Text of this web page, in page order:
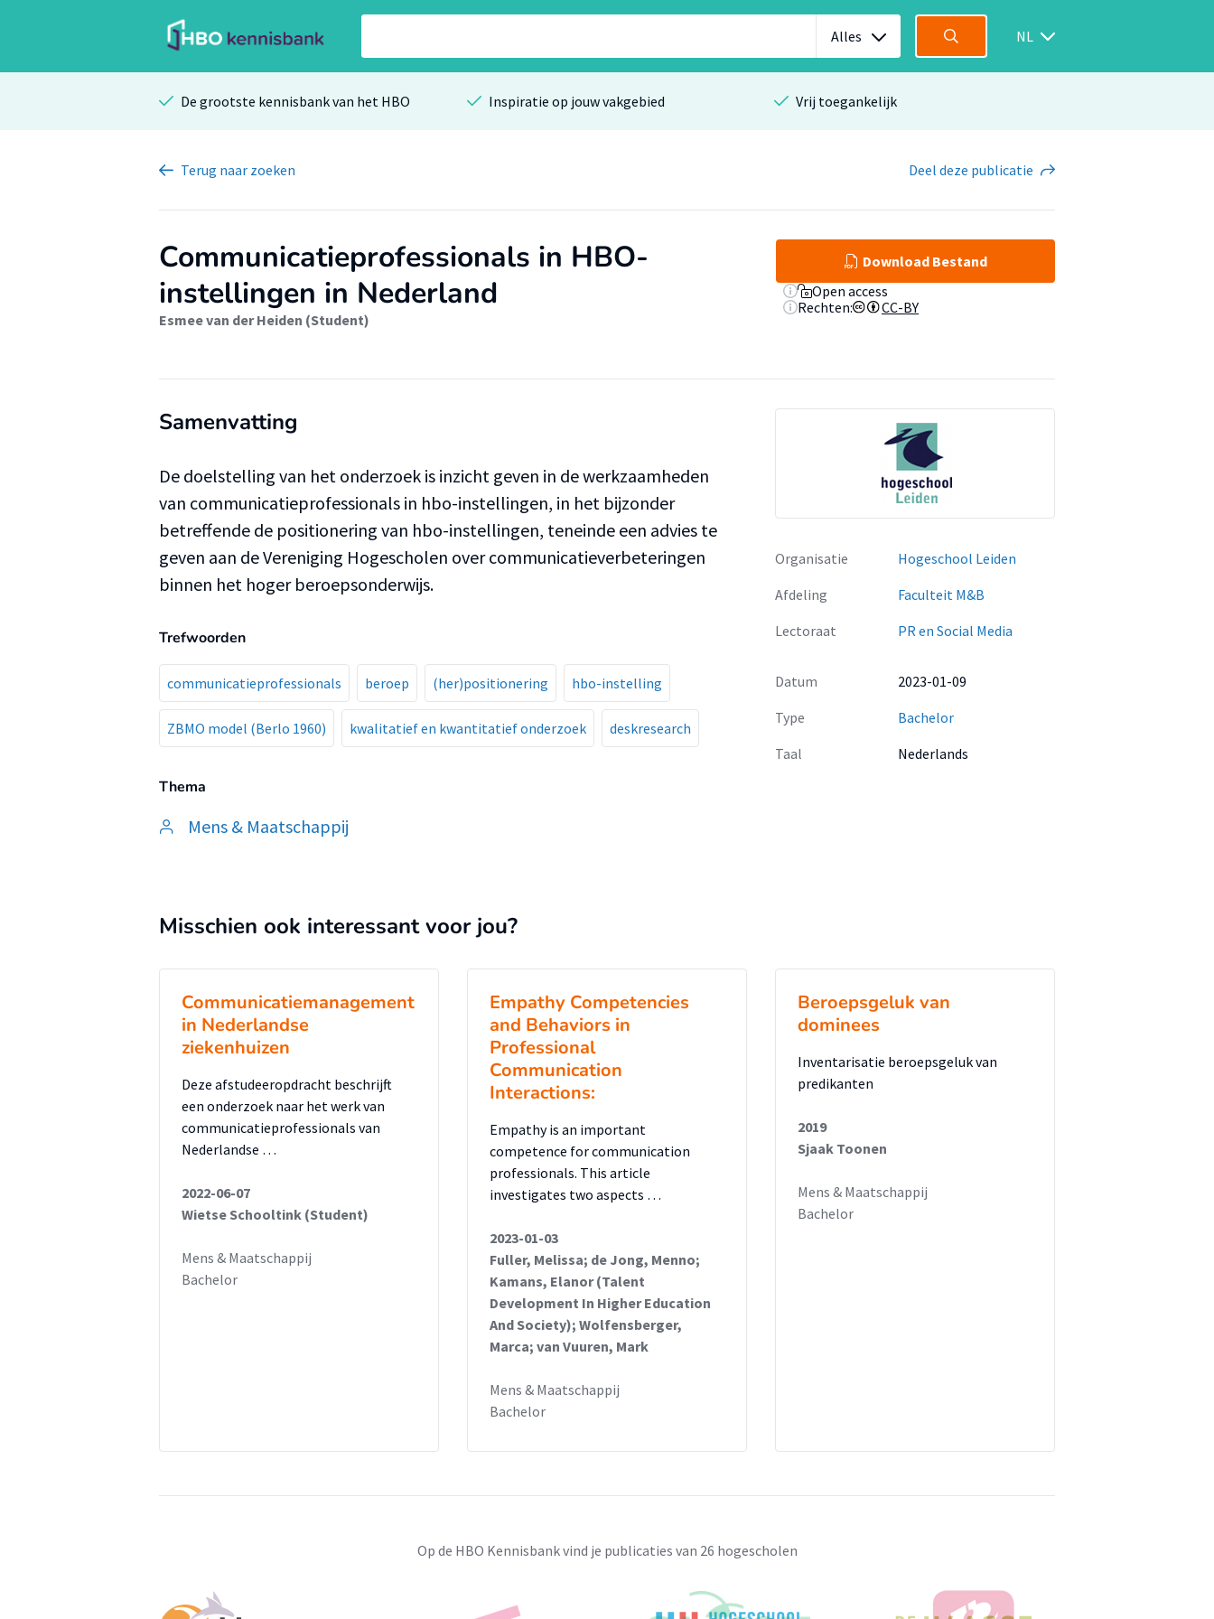
Alles NL
De grootste kennisbank van het HBO Inspiratie op jouw vakgebied Vrij toegankelijk
Terug naar zoeken Deel deze publicatie
Communicatieprofessionals in HBO-
instellingen in Nederland
Esmee van der Heiden (Student)
Download Bestand
Open access
Rechten:
CC-BY
Samenvatting
De doelstelling van het onderzoek is inzicht geven in de werkzaamheden
van communicatieprofessionals in hbo-instellingen, in het bijzonder
betreffende de positionering van hbo-instellingen, teneinde een advies te
geven aan de Vereniging Hogescholen over communicatieverbeteringen
binnen het hoger beroepsonderwijs.
Trefwoorden
communicatieprofessionals beroep (her)positionering hbo-instelling
ZBMO model (Berlo 1960) kwalitatief en kwantitatief onderzoek deskresearch
Thema
Mens & Maatschappij
Organisatie
Hogeschool Leiden
Afdeling
Faculteit M&B
Lectoraat
PR en Social Media
Datum
2023-01-09
Type
Bachelor
Taal
Nederlands
Misschien ook interessant voor jou?
Communicatiemanagement
in Nederlandse
ziekenhuizen
Deze afstudeeropdracht beschrijft
een onderzoek naar het werk van
communicatieprofessionals van
Nederlandse …
2022-06-07
Wietse Schooltink (Student)
Mens & Maatschappij
Bachelor
Empathy Competencies
and Behaviors in
Professional
Communication
Interactions:
Empathy is an important
competence for communication
professionals. This article
investigates two aspects …
2023-01-03
Fuller, Melissa; de Jong, Menno;
Kamans, Elanor (Talent
Development In Higher Education
And Society); Wolfensberger,
Marca; van Vuuren, Mark
Mens & Maatschappij
Bachelor
Beroepsgeluk van
dominees
Inventarisatie beroepsgeluk van
predikanten
2019
Sjaak Toonen
Mens & Maatschappij
Bachelor
Op de HBO Kennisbank vind je publicaties van 26 hogescholen